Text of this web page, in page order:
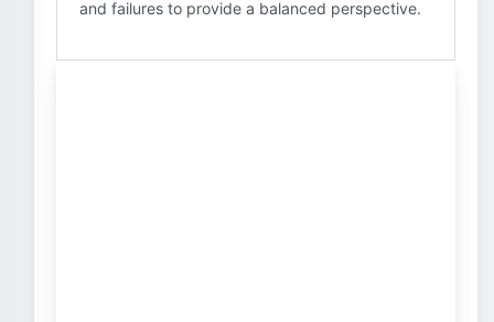
and failures to provide a balanced perspective.